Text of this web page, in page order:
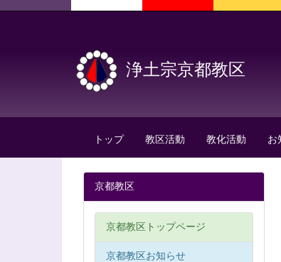
浄土宗京都教区
トップ 教区活動 教化活動 お
京都教区
京都教区トップページ
京都教区お知らせ